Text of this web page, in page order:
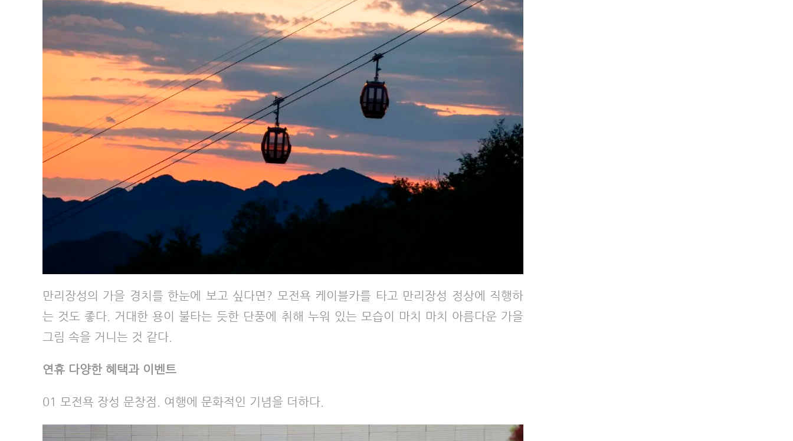
만리장성의 가을 경치를 한눈에 보고 싶다면? 모전욕 케이블카를 타고 만리장성 정상에 직행하
는 것도 좋다. 거대한 용이 불타는 듯한 단풍에 취해 누워 있는 모습이 마치 마치 아름다운 가을
그림 속을 거니는 것 같다.
연휴 다양한 혜택과 이벤트
01 모전욕 장성 문창점. 여행에 문화적인 기념을 더하다.